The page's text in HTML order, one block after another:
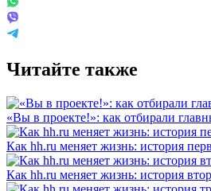
Читайте также
«Вы в проекте!»: как отбирали
Как hh.ru меняет жизнь: история
Как hh.ru меняет жизнь: история